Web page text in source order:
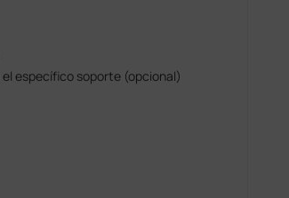
específico soporte (opcional)